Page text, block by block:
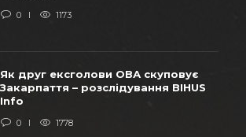
0 1173
Як друг ексголови ОВА скуповує
Закарпаття – розслідування BIHUS
Info
0 1778